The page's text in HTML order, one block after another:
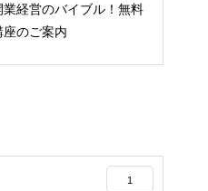
業経営のバイブル！無料
座のご案内
1